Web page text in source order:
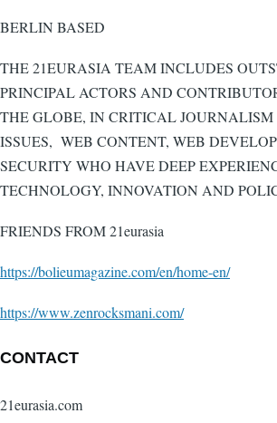
BERLIN BASED
THE 21EURASIA TEAM INCLUDES
PRINCIPAL ACTORS AND
THE GLOBE, IN CRITICAL
ISSUES, WEB CONTENT, WEB
SECURITY WHO HAVE DEEP
TECHNOLOGY, INNOVATION AND
FRIENDS FROM 21eurasia
https://bolieumagazine.com/en/home-en/
https://www.zenrocksmani.com/
CONTACT
21eurasia.com